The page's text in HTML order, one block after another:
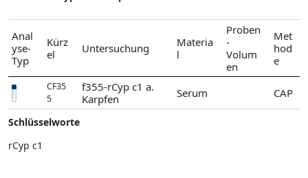
Anal
yse-
Typ
Kürz
el
Untersuchung
Materia
l
Proben
-
Volum
en
Met
hod
e
CF35
5
f355-rCyp c1 a.
Karpfen
Serum CAP
Schlüsselworte
rCyp c1